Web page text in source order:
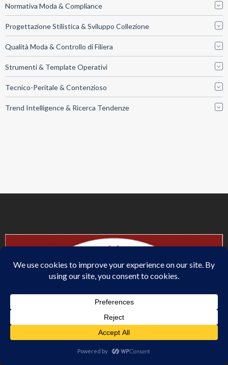
Normativa Moda & Compliance
Progettazione Stilistica & Sviluppo Collezione
Qualità Moda & Controllo di Filiera
Strumenti & Template Operativi
Tecnico-Peritale & Contenzioso
Trend Intelligence & Ricerca Tendenze